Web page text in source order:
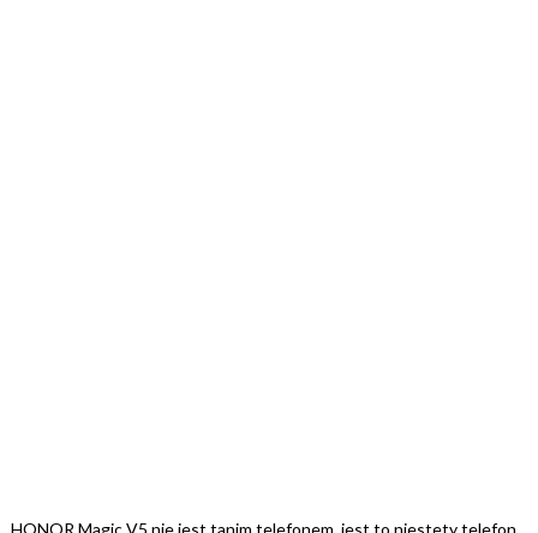
HONOR Magic V5 nie jest tanim telefonem, jest to niestety telefon